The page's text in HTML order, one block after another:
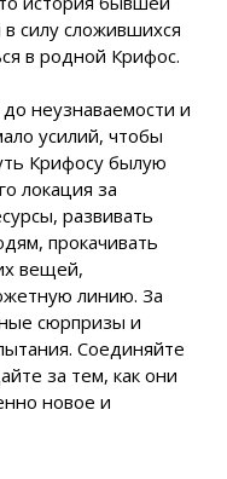
силу сложившихся
в родной Крифос.
неузнаваемости и
усилий, чтобы
Крифосу былую
локация за
развивать
прокачивать
вещей,
линию. За
сюрпризы и
Соединяйте
за тем, как они
новое и